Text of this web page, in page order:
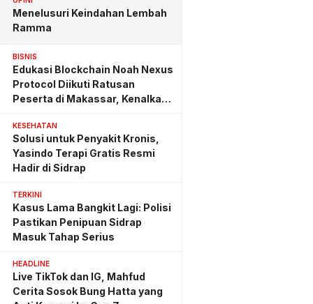
Menelusuri Keindahan Lembah
Ramma
BISNIS
Edukasi Blockchain Noah Nexus
Protocol Diikuti Ratusan
Peserta di Makassar, Kenalkan
KESEHATAN
Solusi untuk Penyakit Kronis,
Yasindo Terapi Gratis Resmi
Hadir di Sidrap
TERKINI
Kasus Lama Bangkit Lagi: Polisi
Pastikan Penipuan Sidrap
Masuk Tahap Serius
HEADLINE
Live TikTok dan IG, Mahfud
Cerita Sosok Bung Hatta yang